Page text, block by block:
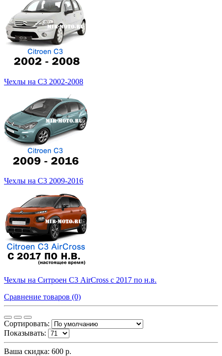
Чехлы на С3 2002-2008
Чехлы на С3 2009-2016
Чехлы на Ситроен С3 AirCross с 2017 по н.в.
Сравнение товаров (0)
Сортировать:
Показывать:
Ваша скидка: 600 р.